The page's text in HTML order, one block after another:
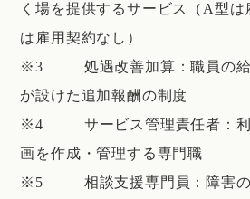
く場を提供するサービス（A型
は雇用契約なし）
※3 処遇改善加算：職員の給
が設けた追加報酬の制度
※4 サービス管理責任者：利
画を作成・管理する専門職
※5 相談支援専門員：障害の